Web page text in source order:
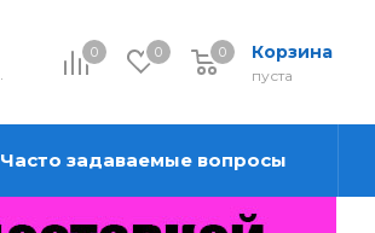
0 0 Корзина
0
пуста
0
Часто задаваемые вопросы